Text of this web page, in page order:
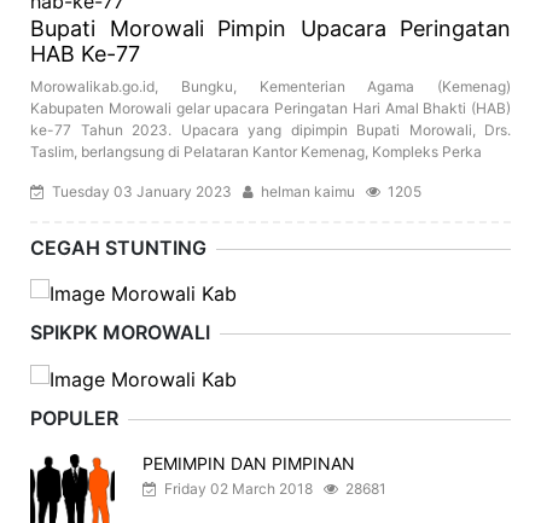
Bupati Morowali Pimpin Upacara Peringatan
HAB Ke-77
Morowalikab.go.id, Bungku, Kementerian Agama (Kemenag)
Kabupaten Morowali gelar upacara Peringatan Hari Amal Bhakti (HAB)
ke-77 Tahun 2023. Upacara yang dipimpin Bupati Morowali, Drs.
Taslim, berlangsung di Pelataran Kantor Kemenag, Kompleks Perka
Tuesday 03 January 2023 helman kaimu 1205
CEGAH STUNTING
SPIKPK MOROWALI
POPULER
PEMIMPIN DAN PIMPINAN
Friday 02 March 2018 28681